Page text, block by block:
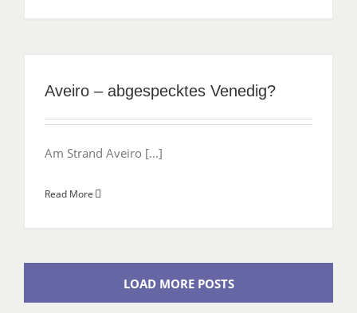
Aveiro – abgespecktes Venedig?
Am Strand Aveiro [...]
Read More
LOAD MORE POSTS